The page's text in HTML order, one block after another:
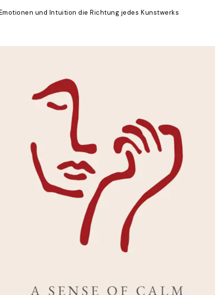
und Intuition die Richtung jedes Kunstwerks